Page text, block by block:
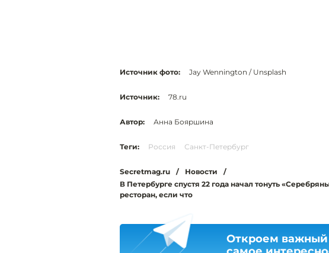
Источник фото: Jay Wennington / Unsplash
Источник: 78.ru
Автор: Анна Бояршина
Теги: Россия Санкт-Петербург
Secretmag.ru / Новости
/
В Петербурге спустя 22 года начал тонуть
ресторан, если что
Откроем важный